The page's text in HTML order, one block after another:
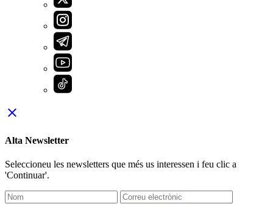
close
Alta Newsletter
Seleccioneu les newsletters que més us interessen i feu clic a
'Continuar'.